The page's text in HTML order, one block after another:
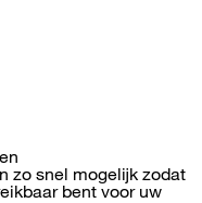
zo snel mogelijk zodat
bent voor uw